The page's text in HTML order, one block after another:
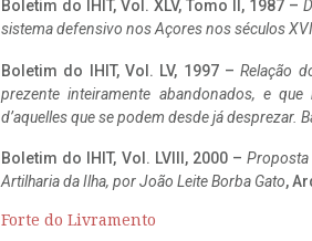
Boletim do IHIT, Vol. XLV, Tomo II, 1987 –
sistema defensivo nos Açores nos séculos
Boletim do IHIT, Vol. LV, 1997 –Relação
prezente inteiramente abandonados, e
d’aquelles que se podem desde já desprezar.
Boletim do IHIT, Vol. LVIII, 2000 –Proposta
Artilharia da Ilha, por João Leite Borba Gato,
Forte do Livramento